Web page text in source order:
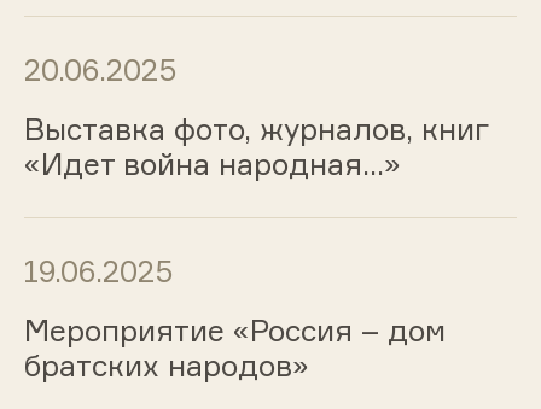
20.06.2025
Выставка фото, журналов, книг
«Идет война народная…»
19.06.2025
Мероприятие «Россия – дом
братских народов»